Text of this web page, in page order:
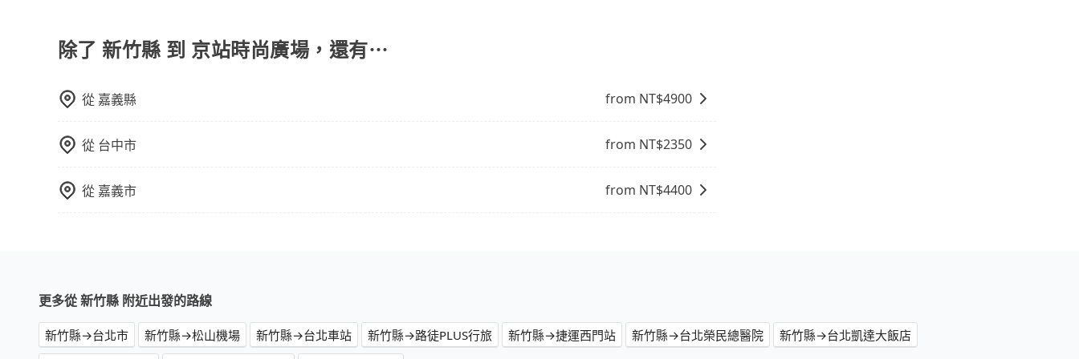
驗當地的生活和文化。在探訪景點時，可以積極尋找當地導遊或者向當地居民請教，了解更多的深度資訊和內
幕，並且可以在旅途中收集更多的故事和經驗，豐富自己的旅程。
除了 新竹縣 到 京站時尚廣場，還有⋯
從 嘉義縣 from NT$4900
從 台中市 from NT$2350
從 嘉義市 from NT$4400
更多從 新竹縣 附近出發的路線
新竹縣→台北市 新竹縣→松山機場 新竹縣→台北車站 新竹縣→路徒PLUS行旅 新竹縣→捷運西門站 新竹縣→台北榮民總醫院
新竹縣→台北凱達大飯店